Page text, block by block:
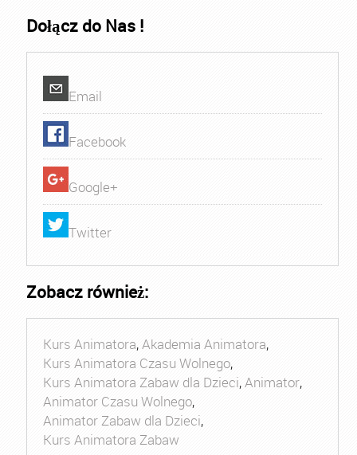
Dołącz do Nas !
Email
Facebook
Google+
Twitter
Zobacz również:
Kurs Animatora,Akademia Animatora,
Kurs Animatora Czasu Wolnego,
Kurs Animatora Zabaw dla Dzieci,Animator,
Animator Czasu Wolnego,
Animator Zabaw dla Dzieci,
Kurs Animatora Zabaw